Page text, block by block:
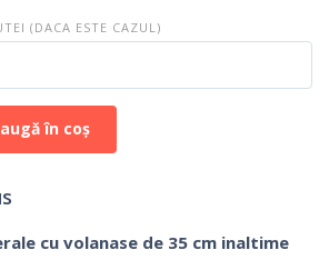
(DACA ESTE CAZUL)
în coș
cu volanase de 35 cm inaltime